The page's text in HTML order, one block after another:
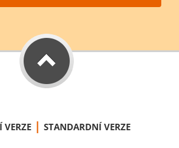
| STANDARDNÍ VERZE